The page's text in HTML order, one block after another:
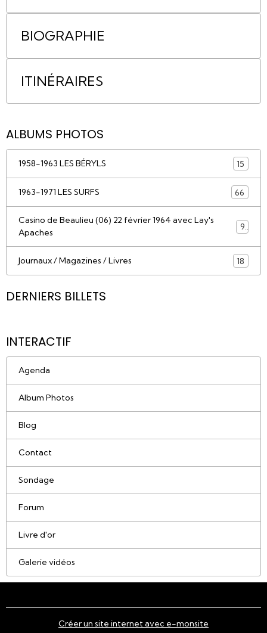
BIOGRAPHIE
ITINÉRAIRES
ALBUMS PHOTOS
1958-1963 LES BÉRYLS 15
1963-1971 LES SURFS 66
Casino de Beaulieu (06) 22 février 1964 avec Lay's
Apaches
9
Journaux / Magazines / Livres 18
DERNIERS BILLETS
INTERACTIF
Agenda
Album Photos
Blog
Contact
Sondage
Forum
Livre d'or
Galerie vidéos
Créer un site internet avec e-monsite